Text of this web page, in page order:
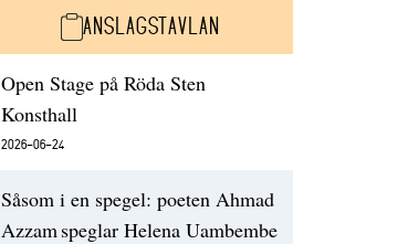
ANSLAGSTAVLAN
Open Stage på Röda Sten
Konsthall
2026-06-24
Såsom i en spegel: poeten Ahmad
Azzam speglar Helena Uambembe